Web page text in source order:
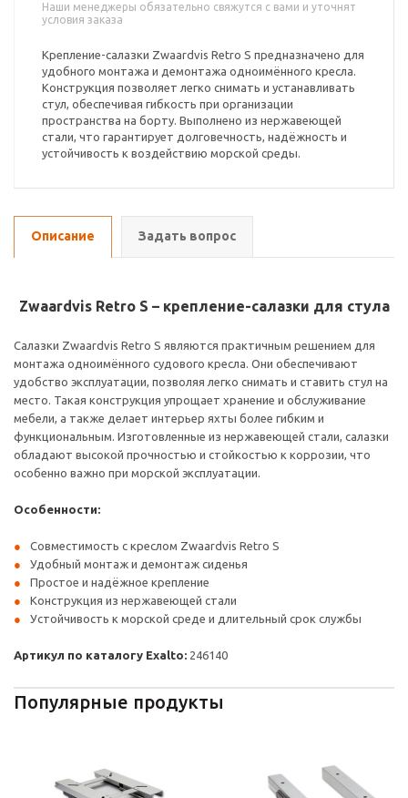
Наши менеджеры обязательно свяжутся с вами и уточнят
условия заказа
Крепление-салазки Zwaardvis Retro S предназначено для
удобного монтажа и демонтажа одноимённого кресла.
Конструкция позволяет легко снимать и устанавливать
стул, обеспечивая гибкость при организации
пространства на борту. Выполнено из нержавеющей
стали, что гарантирует долговечность, надёжность и
устойчивость к воздействию морской среды.
Описание Задать вопрос
Zwaardvis Retro S – крепление-салазки для стула
Салазки Zwaardvis Retro S являются практичным решением для
монтажа одноимённого судового кресла. Они обеспечивают
удобство эксплуатации, позволяя легко снимать и ставить стул на
место. Такая конструкция упрощает хранение и обслуживание
мебели, а также делает интерьер яхты более гибким и
функциональным. Изготовленные из нержавеющей стали, салазки
обладают высокой прочностью и стойкостью к коррозии, что
особенно важно при морской эксплуатации.
Особенности:
Совместимость с креслом Zwaardvis Retro S
Удобный монтаж и демонтаж сиденья
Простое и надёжное крепление
Конструкция из нержавеющей стали
Устойчивость к морской среде и длительный срок службы
Артикул по каталогу Exalto: 246140
Популярные продукты